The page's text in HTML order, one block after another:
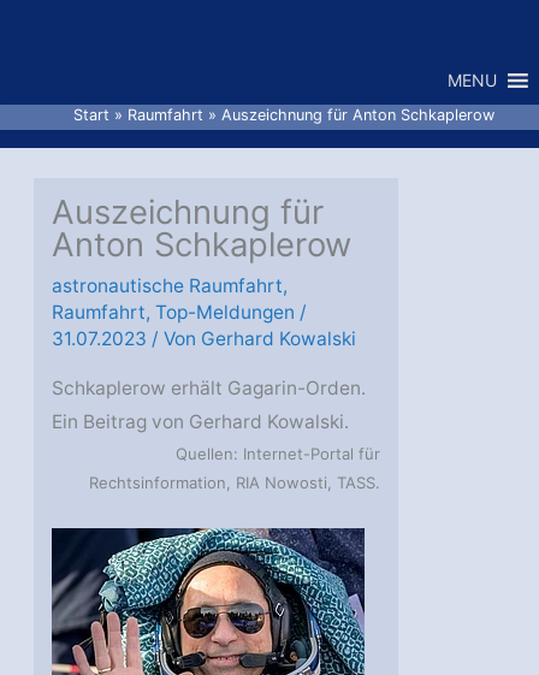
MENU
Start Raumfahrt Auszeichnung für Anton Schkaplerow
Auszeichnung für
Anton Schkaplerow
astronautische Raumfahrt,
Raumfahrt,Top-Meldungen /
31.07.2023 / Von Gerhard Kowalski
Schkaplerow erhält Gagarin-Orden.
Ein Beitrag von Gerhard Kowalski.
Quellen: Internet-Portal für
Rechtsinformation, RIA Nowosti, TASS.